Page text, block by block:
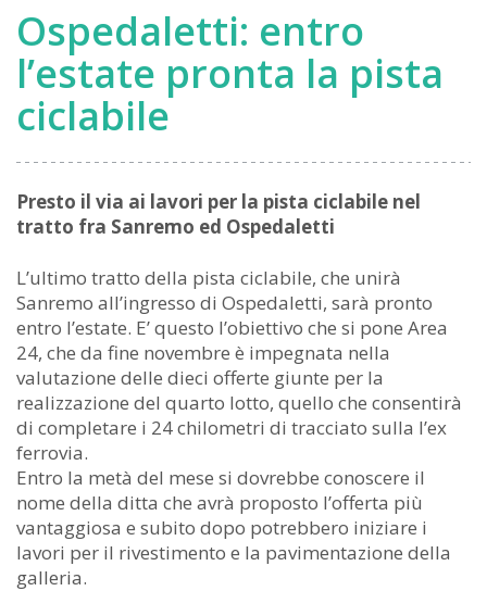
Ospedaletti: entro
l’estate pronta la pista
ciclabile
Presto il via ai lavori per la pista ciclabile nel
tratto fra Sanremo ed Ospedaletti
L’ultimo tratto della pista ciclabile, che unirà
Sanremo all’ingresso di Ospedaletti, sarà pronto
entro l’estate. E’ questo l’obiettivo che si pone Area
24, che da fine novembre è impegnata nella
valutazione delle dieci offerte giunte per la
realizzazione del quarto lotto, quello che consentirà
di completare i 24 chilometri di tracciato sulla l’ex
ferrovia.
Entro la metà del mese si dovrebbe conoscere il
nome della ditta che avrà proposto l’offerta più
vantaggiosa e subito dopo potrebbero iniziare i
lavori per il rivestimento e la pavimentazione della
galleria.